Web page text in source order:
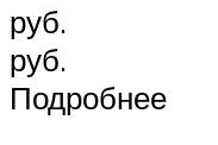
руб.
руб.
Подробнее